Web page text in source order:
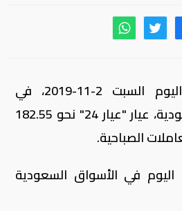
سجل سعر الذهب اليوم السبت 2-11-2019، في
المملكة العربية السعودية، عيار "عيار 24" نحو 182.55
الصباحية.
في الأسواق السعودية